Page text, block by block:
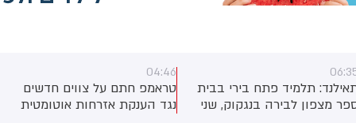
תלמיד פתח בירי בבית
מצפון לבירה בנגקוק, שני
04:46
טראמפ חתם על צווים חדשים
נגד הענקת אזרחות אוטומטית